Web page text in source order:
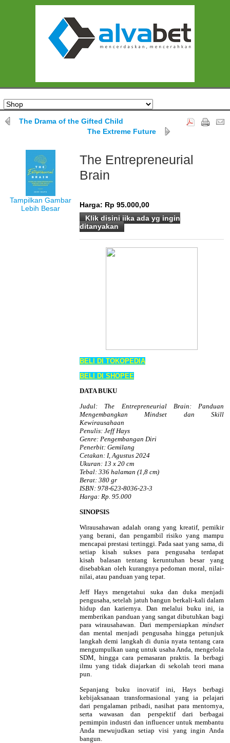
The Drama of the Gifted Child
The Extreme Future
Tampilkan Gambar
Lebih Besar
The Entrepreneurial
Brain
Harga: Rp 95.000,00
Klik disini jika ada yg ingin
ditanyakan
BELI DI TOKOPEDIA
BELI DI SHOPEE
DATA BUKU
Judul: The Entrepreneurial Brain: Panduan
Mengembangkan Mindset dan Skill
Kewirausahaan
Penulis: Jeff Hays
Genre: Pengembangan Diri
Penerbit: Gemilang
Cetakan: I, Agustus 2024
Ukuran: 13 x 20 cm
Tebal: 336 halaman (1,8 cm)
Berat: 380 gr
ISBN: 978-623-8036-23-3
Harga: Rp. 95.000
SINOPSIS
Wirausahawan adalah orang yang kreatif, pemikir
yang berani, dan pengambil risiko yang mampu
mencapai prestasi tertinggi. Pada saat yang sama, di
setiap kisah sukses para pengusaha terdapat
kisah balasan tentang keruntuhan besar yang
disebabkan oleh kurangnya pedoman moral, nilai-
nilai, atau panduan yang tepat.
Jeff Hays mengetahui suka dan duka menjadi
pengusaha, setelah jatuh bangun berkali-kali dalam
hidup dan kariernya. Dan melalui buku ini, ia
memberikan panduan yang sangat dibutuhkan bagi
para wirausahawan. Dari mempersiapkan mindset
dan mental menjadi pengusaha hingga petunjuk
langkah demi langkah di dunia nyata tentang cara
mengumpulkan uang untuk usaha Anda, mengelola
SDM, hingga cara pemasaran praktis. Ia berbagi
ilmu yang tidak diajarkan di sekolah teori mana
pun.
Sepanjang buku inovatif ini, Hays berbagi
kebijaksanaan transformasional yang ia pelajari
dari pengalaman pribadi, nasihat para mentornya,
serta wawasan dan perspektif dari berbagai
pemimpin industri dan influencer untuk membantu
Anda mewujudkan setiap visi yang ingin Anda
bangun.